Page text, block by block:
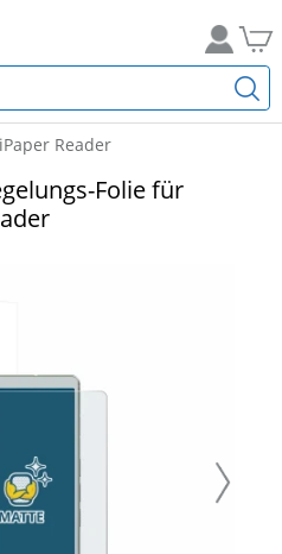
Reader
Folie für